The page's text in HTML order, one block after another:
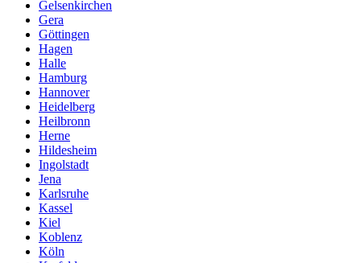
Gelsenkirchen
Gera
Göttingen
Hagen
Halle
Hamburg
Hannover
Heidelberg
Heilbronn
Herne
Hildesheim
Ingolstadt
Jena
Karlsruhe
Kassel
Kiel
Koblenz
Köln